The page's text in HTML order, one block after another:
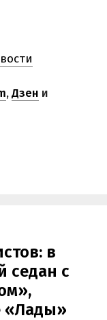
,Дзен и
в
седан с
«Лады»